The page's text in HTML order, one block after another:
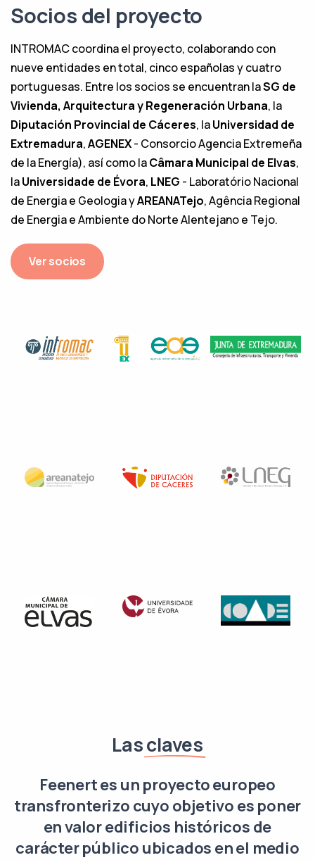
Socios del proyecto
INTROMAC coordina el proyecto, colaborando con
nueve entidades en total, cinco españolas y cuatro
portuguesas. Entre los socios se encuentran laSG de
Vivienda, Arquitectura y Regeneración Urbana, la
Diputación Provincial de Cáceres, laUniversidad de
Extremadura,AGENEX- Consorcio Agencia Extremeña
de la Energía), así como laCâmara Municipal de Elvas,
laUniversidade de Évora, LNEG - Laboratório Nacional
de Energia e Geologia yAREANATejo, Agência Regional
de Energia e Ambiente do Norte Alentejano e Tejo.
Ver socios
Lasclaves
Feenert es un proyecto europeo
transfronterizo cuyo objetivo es poner
en valor edificios históricos de
carácter público ubicados en el medio